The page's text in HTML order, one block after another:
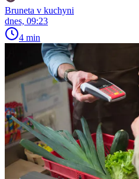
Bruneta v kuchyni
dnes, 09:23
4 min